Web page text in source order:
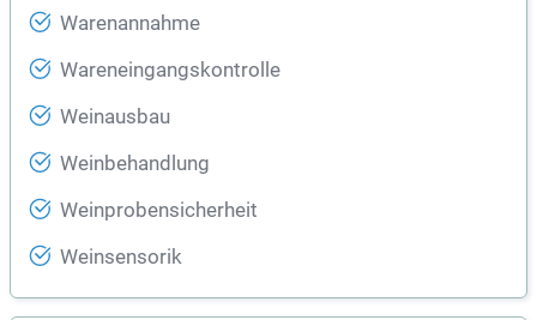
Warenannahme
Wareneingangskontrolle
Weinausbau
Weinbehandlung
Weinprobensicherheit
Weinsensorik